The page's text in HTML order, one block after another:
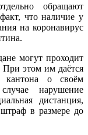
обращают
что наличие у
на коронавирус
могут проходит
При этом им даётся
кантона о своём
нарушение
дистанция,
в размере до